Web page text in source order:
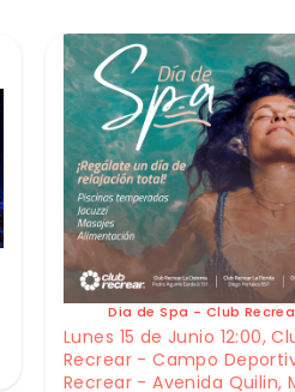
Dia de Spa - Club
Lunes 15 de Junio 12:00,
Recrear - Campo
Recrear - Avenida Quilin,